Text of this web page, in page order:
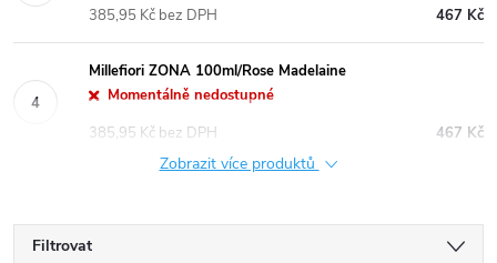
467 Kč
385,95 Kč bez DPH
Millefiori ZONA 100ml/Rose Madelaine
Momentálně nedostupné
467 Kč
385,95 Kč bez DPH
Zobrazit více produktů
Filtrovat